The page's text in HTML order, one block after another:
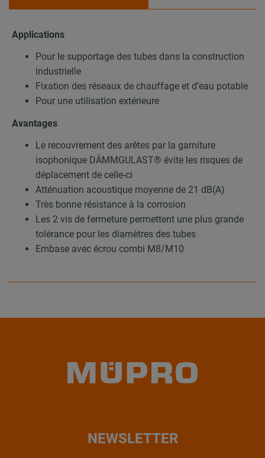
Applications
Pour le supportage des tubes dans la construction
industrielle
Fixation des réseaux de chauffage et d’eau potable
Pour une utilisation extérieure
Avantages
Le recouvrement des arêtes par la garniture
isophonique DÄMMGULAST® évite les risques de
déplacement de celle-ci
Atténuation acoustique moyenne de 21 dB(A)
Très bonne résistance à la corrosion
Les 2 vis de fermeture permettent une plus grande
tolérance pour les diamètres des tubes
Embase avec écrou combi M8/M10
NEWSLETTER